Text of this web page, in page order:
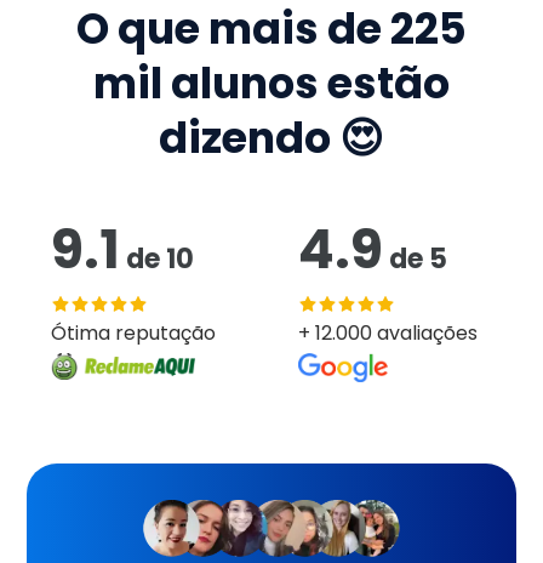
O que mais de225
mil alunos estão
dizendo 😍
9.1 de10
Ótima reputação
4.9 de 5
+ 12.000 avaliações